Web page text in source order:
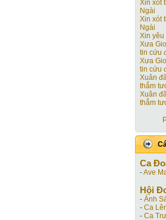
Xin xót
Ngài
Xin xót
Ngài
Xin yêu
Xưa
tin cứu
Xưa
tin cứu
Xuân
thắm
Xuân
thắm
Ca
-Ave
Hội
- Ánh
- Ca
- Ca